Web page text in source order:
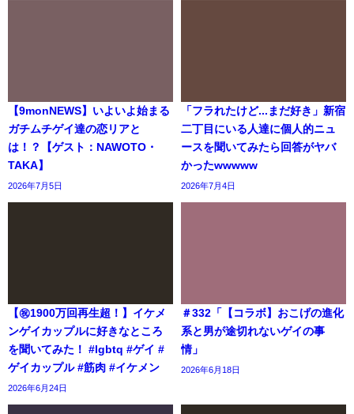
【9monNEWS】いよいよ始まる
ガチムチゲイ達の恋リアと
は！？【ゲスト：NAWOTO・
TAKA】
2026年7月5日
「フラれたけど...まだ好き」新宿
二丁目にいる人達に個人的ニュ
ースを聞いてみたら回答がヤバ
かったwwwww
2026年7月4日
【㊗️1900万回再生超！】イケメ
ンゲイカップルに好きなところ
を聞いてみた！ #lgbtq #ゲイ #
ゲイカップル #筋肉 #イケメン
2026年6月24日
＃332「【コラボ】おこげの進化
系と男が途切れないゲイの事
情」
2026年6月18日